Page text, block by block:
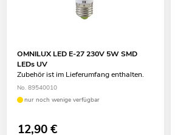
OMNILUX LED E-27 230V 5W SMD
LEDs UV
Zubehör ist im Lieferumfang enthalten.
No. 89540010
nur noch wenige verfügbar
12,90€